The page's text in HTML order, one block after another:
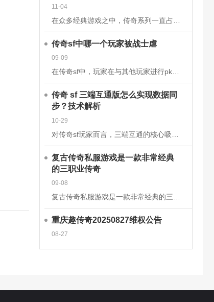
11-04
传奇sf中哪一个玩家被战士虐
09-09
在传奇sf中，玩家在与其他玩家进行pk时，有时会被对方的技能击中，也有时会被对方战士击杀。虽然战士在游戏前期，在技能上没有法师给力，但是战士有绝对的优势，特别是战士的防御和血量，完全可以抵挡住对方的伤
传奇 sf 三端互通版怎么实现数据同
步？技术解析
10-29
复古传奇私服游戏是一款非常经典
的三职业传奇
09-08
重庆趣传奇20250827维权公告
08-27